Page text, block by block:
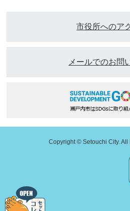
市役所へのア
メールでのお問
Copyright © Setouchi City. All